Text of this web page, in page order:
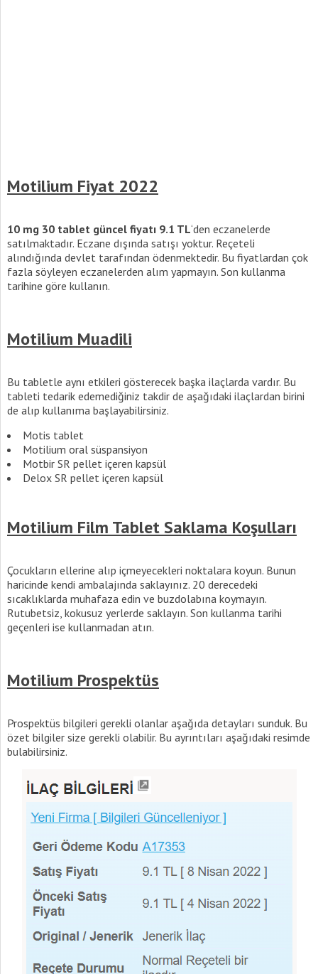
Motilium Fiyat 2022
10 mg 30 tablet güncel fiyatı 9.1 TL‘den eczanelerde
satılmaktadır. Eczane dışında satışı yoktur. Reçeteli
alındığında devlet tarafından ödenmektedir. Bu fiyatlardan çok
fazla söyleyen eczanelerden alım yapmayın. Son kullanma
tarihine göre kullanın.
Motilium Muadili
Bu tabletle aynı etkileri gösterecek başka ilaçlarda vardır. Bu
tableti tedarik edemediğiniz takdir de aşağıdaki ilaçlardan birini
de alıp kullanıma başlayabilirsiniz.
Motis tablet
Motilium oral süspansiyon
Motbir SR pellet içeren kapsül
Delox SR pellet içeren kapsül
Motilium Film Tablet Saklama Koşulları
Çocukların ellerine alıp içmeyecekleri noktalara koyun. Bunun
haricinde kendi ambalajında saklayınız. 20 derecedeki
sıcaklıklarda muhafaza edin ve buzdolabına koymayın.
Rutubetsiz, kokusuz yerlerde saklayın. Son kullanma tarihi
geçenleri ise kullanmadan atın.
Motilium Prospektüs
Prospektüs bilgileri gerekli olanlar aşağıda detayları sunduk. Bu
özet bilgiler size gerekli olabilir. Bu ayrıntıları aşağıdaki resimde
bulabilirsiniz.